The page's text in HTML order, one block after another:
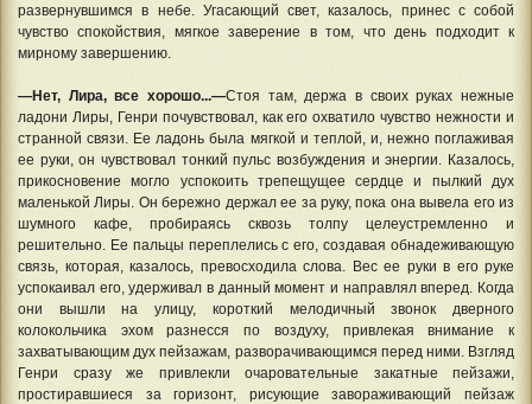
развернувшимся в небе. Угасающий свет, казалось, принес с собой
чувство спокойствия, мягкое заверение в том, что день подходит к
мирному завершению.
—Нет, Лира, все хорошо...—Стоя там, держа в своих руках нежные
ладони Лиры, Генри почувствовал, как его охватило чувство нежности и
странной связи. Ее ладонь была мягкой и теплой, и, нежно поглаживая
ее руки, он чувствовал тонкий пульс возбуждения и энергии. Казалось,
прикосновение могло успокоить трепещущее сердце и пылкий дух
маленькой Лиры. Он бережно держал ее за руку, пока она вывела его из
шумного кафе, пробираясь сквозь толпу целеустремленно и
решительно. Ее пальцы переплелись с его, создавая обнадеживающую
связь, которая, казалось, превосходила слова. Вес ее руки в его руке
успокаивал его, удерживал в данный момент и направлял вперед. Когда
они вышли на улицу, короткий мелодичный звонок дверного
колокольчика эхом разнесся по воздуху, привлекая внимание к
захватывающим дух пейзажам, разворачивающимся перед ними. Взгляд
Генри сразу же привлекли очаровательные закатные пейзажи,
простиравшиеся за горизонт, рисующие завораживающий пейзаж